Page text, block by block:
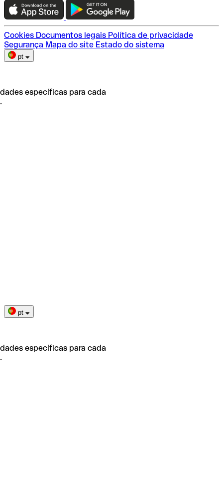
Escolha do plano
Cookies Documentos legais Política de privacidade
Segurança Mapa do site Estado do sistema
pt
específicas para cada
pt
específicas para cada